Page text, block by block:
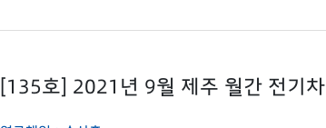
[135호] 2021년 9월 제주 월간 전기